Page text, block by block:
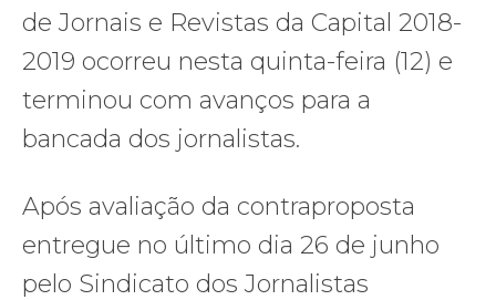
de Jornais e Revistas da Capital 2018-
2019 ocorreu nesta quinta-feira (12) e
terminou com avanços para a
bancada dos jornalistas.
Após avaliação da contraproposta
entregue no último dia 26 de junho
pelo Sindicato dos Jornalistas